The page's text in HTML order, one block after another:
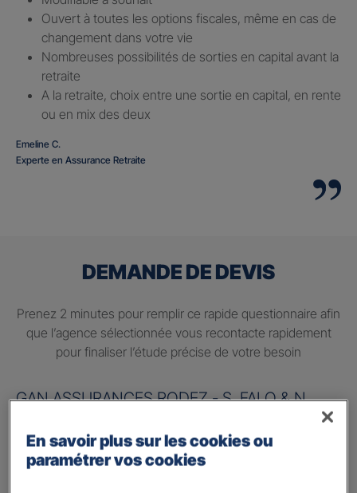
Ouvert à toutes les options fiscales, même en cas de
changement dans votre vie
Nombreuses possibilités de sorties en capital avant la
retraite
A la retraite, choix entre une sortie en capital, en rente
ou en mix des deux
Emeline C.
Experte en Assurance Retraite
DEMANDE DE DEVIS
Prenez 2 minutes pour remplir ce rapide questionnaire afin
que l’agence sélectionnée vous recontacte rapidement
pour finaliser l’étude précise de votre besoin
GAN ASSURANCES RODEZ - S. FALQ & N.
Information sur votre besoin :
En savoir plus sur les cookies ou
paramétrer vos cookies